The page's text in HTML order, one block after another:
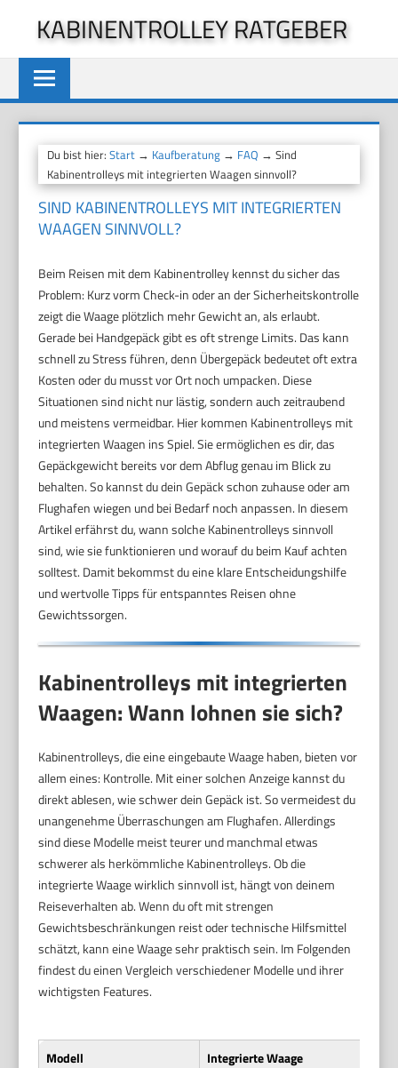
springen
KABINENTROLLEY RATGEBER
Du bist hier:Start → Kaufberatung → FAQ → Sind
Kabinentrolleys mit integrierten Waagen sinnvoll?
SIND KABINENTROLLEYS MIT INTEGRIERTEN
WAAGEN SINNVOLL?
Beim Reisen mit dem Kabinentrolley kennst du sicher das
Problem: Kurz vorm Check-in oder an der Sicherheitskontrolle
zeigt die Waage plötzlich mehr Gewicht an, als erlaubt.
Gerade bei Handgepäck gibt es oft strenge Limits. Das kann
schnell zu Stress führen, denn Übergepäck bedeutet oft extra
Kosten oder du musst vor Ort noch umpacken. Diese
Situationen sind nicht nur lästig, sondern auch zeitraubend
und meistens vermeidbar. Hier kommen Kabinentrolleys mit
integrierten Waagen ins Spiel. Sie ermöglichen es dir, das
Gepäckgewicht bereits vor dem Abflug genau im Blick zu
behalten. So kannst du dein Gepäck schon zuhause oder am
Flughafen wiegen und bei Bedarf noch anpassen. In diesem
Artikel erfährst du, wann solche Kabinentrolleys sinnvoll
sind, wie sie funktionieren und worauf du beim Kauf achten
solltest. Damit bekommst du eine klare Entscheidungshilfe
und wertvolle Tipps für entspanntes Reisen ohne
Gewichtssorgen.
Kabinentrolleys mit integrierten
Waagen: Wann lohnen sie sich?
Kabinentrolleys, die eine eingebaute Waage haben, bieten vor
allem eines: Kontrolle. Mit einer solchen Anzeige kannst du
direkt ablesen, wie schwer dein Gepäck ist. So vermeidest du
unangenehme Überraschungen am Flughafen. Allerdings
sind diese Modelle meist teurer und manchmal etwas
schwerer als herkömmliche Kabinentrolleys. Ob die
integrierte Waage wirklich sinnvoll ist, hängt von deinem
Reiseverhalten ab. Wenn du oft mit strengen
Gewichtsbeschränkungen reist oder technische Hilfsmittel
schätzt, kann eine Waage sehr praktisch sein. Im Folgenden
findest du einen Vergleich verschiedener Modelle und ihrer
wichtigsten Features.
Modell
Integrierte Waage